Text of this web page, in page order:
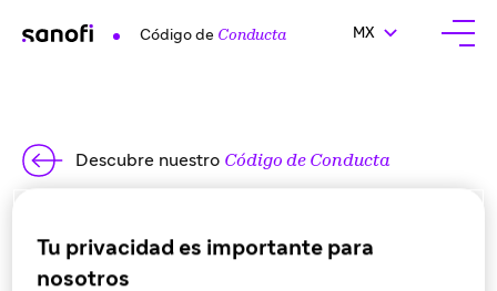
Código de Conducta CAMBIAR EL
MX
Abrir
Descubre nuestro Código de Conducta
Mapa del sitio
Tu privacidad es importante para
nosotros